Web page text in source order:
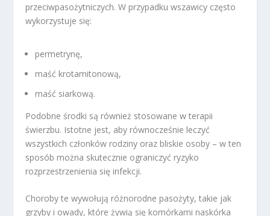
przeciwpasożytniczych. W przypadku wszawicy często
wykorzystuje się:
permetrynę,
maść krotamitonową,
maść siarkową.
Podobne środki są również stosowane w terapii
świerzbu. Istotne jest, aby równocześnie leczyć
wszystkich członków rodziny oraz bliskie osoby – w ten
sposób można skutecznie ograniczyć ryzyko
rozprzestrzenienia się infekcji.
Choroby te wywołują różnorodne pasożyty, takie jak
grzyby i owady, które żywią się komórkami naskórka